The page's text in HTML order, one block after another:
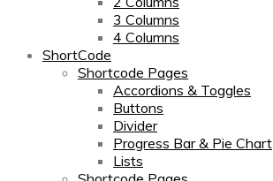
3 Columns
4 Columns
ShortCode
Shortcode Pages
Accordions & Toggles
Buttons
Divider
Progress Bar & Pie Chart
Lists